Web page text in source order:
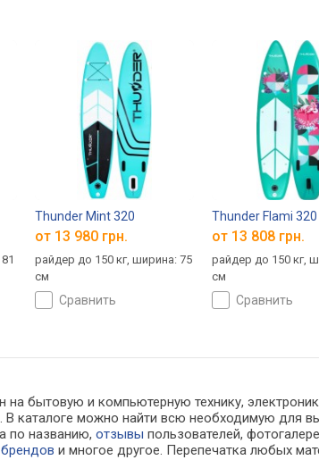
Thunder Mint 320
от 13 980 грн.
райдер до 150 кг, ширина: 75
см
сравнить
Thunder Flami 320
от 13 808 грн.
райдер до 150 кг,
см
сравнить
на бытовую и компьютерную технику,
В каталоге можно найти всю необходимую
по названию,отзывы пользователей,
и многое другое. Перепечатка любых